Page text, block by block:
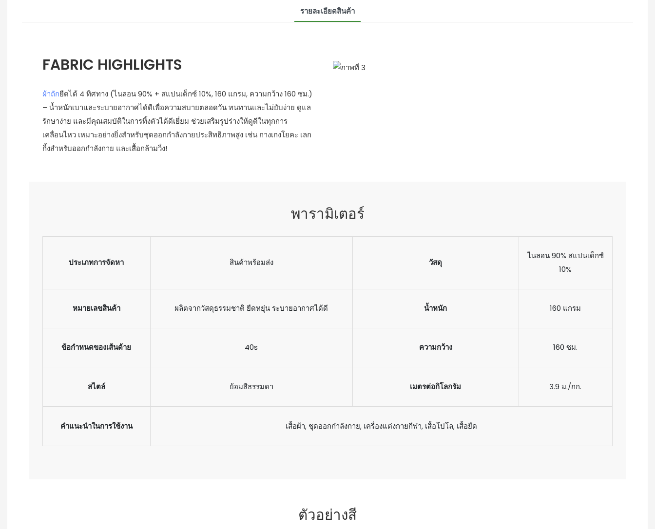
รายละเอียดสินค้า
FABRIC HIGHLIGHTS
ผ้าถักยืดได้ 4 ทิศทาง (ไนลอน 90% + สแปนเด็กซ์ 10%, 160 แกรม, ความกว้าง 160 ซม.)
– น้ำหนักเบาและระบายอากาศได้ดีเพื่อความสบายตลอดวัน ทนทานและไม่ยับง่าย ดูแล
รักษาง่าย และมีคุณสมบัติในการทิ้งตัวได้ดีเยี่ยม ช่วยเสริมรูปร่างให้ดูดีในทุกการ
เคลื่อนไหว เหมาะอย่างยิ่งสำหรับชุดออกกำลังกายประสิทธิภาพสูง เช่น กางเกงโยคะ เลก
กิ้งสำหรับออกกำลังกาย และเสื้อกล้ามวิ่ง!
พารามิเตอร์
ประเภทการจัดหา สินค้าพร้อมส่ง วัสดุ
ไนลอน 90% สแปนเด็กซ์
10%
หมายเลขสินค้า ผลิตจากวัสดุธรรมชาติ ยืดหยุ่น ระบายอากาศได้ดี น้ำหนัก 160 แกรม
ข้อกำหนดของเส้นด้าย 40s ความกว้าง 160 ซม.
สไตล์ ย้อมสีธรรมดา เมตรต่อกิโลกรัม 3.9 ม./กก.
คำแนะนำในการใช้งาน เสื้อผ้า, ชุดออกกำลังกาย, เครื่องแต่งกายกีฬา, เสื้อโปโล, เสื้อยืด
ตัวอย่างสี